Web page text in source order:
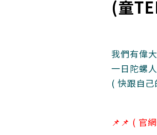
(童
我們有偉
一日陀螺
( 快跟自
📌 📌 ( 官